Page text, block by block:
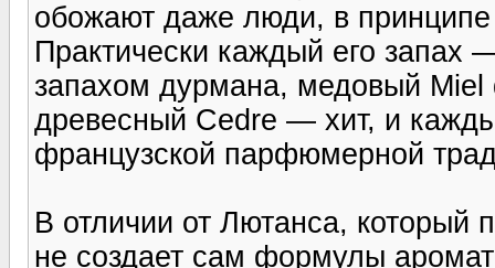
обожают даже люди, в
Практически каждый его
запахом дурмана, медовый
древесный Cedre — хит, и
французской парфюмерной
В отличии от Лютанса,
не создает сам формулы